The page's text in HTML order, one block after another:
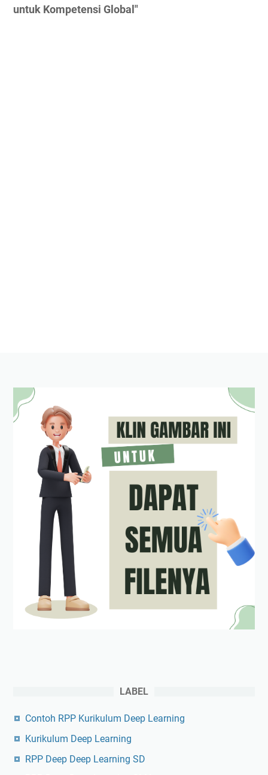
untuk Kompetensi Global"
LABEL
Contoh RPP Kurikulum Deep Learning
Kurikulum Deep Learning
RPP Deep Deep Learning SD